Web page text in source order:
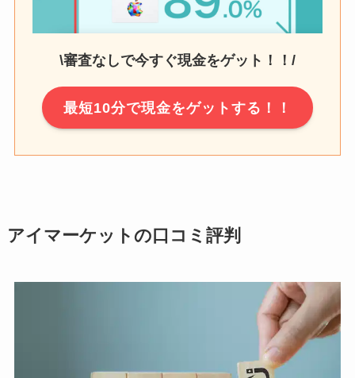
\審査なしで今すぐ現金をゲット！！/
最短10分で現金をゲットする！！
アイマーケットの口コミ評判